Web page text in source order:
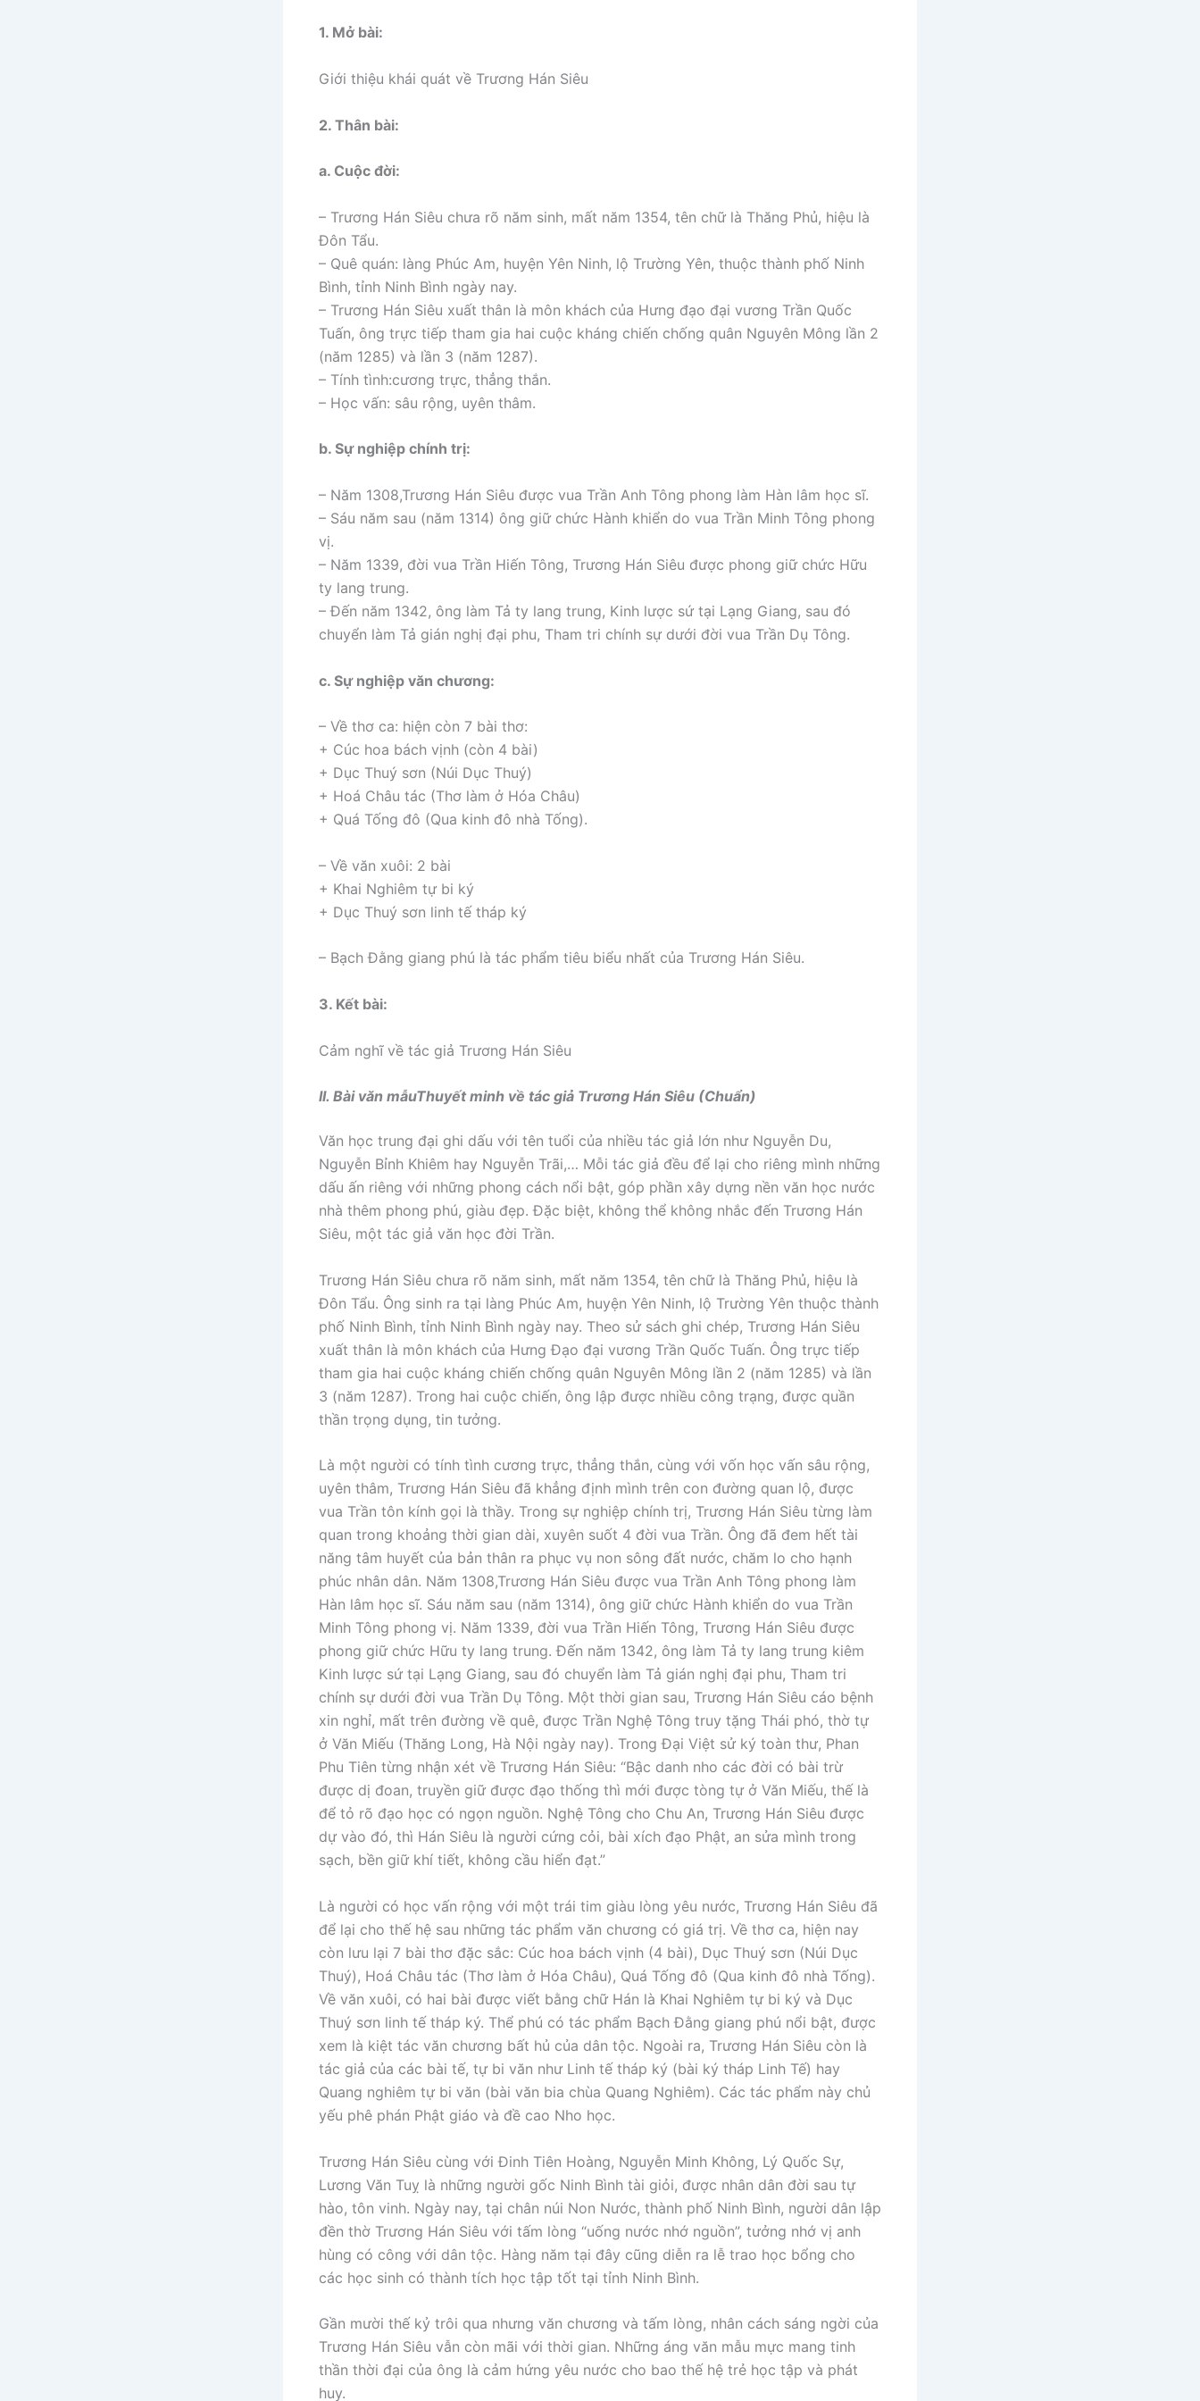
1. Mở bài:
Giới thiệu khái quát về Trương Hán Siêu
2. Thân bài:
a. Cuộc đời:
– Trương Hán Siêu chưa rõ năm sinh, mất năm 1354, tên chữ là Thăng Phủ, hiệu là
Đôn Tẩu.
– Quê quán: làng Phúc Am, huyện Yên Ninh, lộ Trường Yên, thuộc thành phố Ninh
Bình, tỉnh Ninh Bình ngày nay.
– Trương Hán Siêu xuất thân là môn khách của Hưng đạo đại vương Trần Quốc
Tuấn, ông trực tiếp tham gia hai cuộc kháng chiến chống quân Nguyên Mông lần 2
(năm 1285) và lần 3 (năm 1287).
– Tính tình:cương trực, thẳng thắn.
– Học vấn: sâu rộng, uyên thâm.
b. Sự nghiệp chính trị:
– Năm 1308,Trương Hán Siêu được vua Trần Anh Tông phong làm Hàn lâm học sĩ.
– Sáu năm sau (năm 1314) ông giữ chức Hành khiển do vua Trần Minh Tông phong
vị.
– Năm 1339, đời vua Trần Hiến Tông, Trương Hán Siêu được phong giữ chức Hữu
ty lang trung.
– Đến năm 1342, ông làm Tả ty lang trung, Kinh lược sứ tại Lạng Giang, sau đó
chuyển làm Tả gián nghị đại phu, Tham tri chính sự dưới đời vua Trần Dụ Tông.
c. Sự nghiệp văn chương:
– Về thơ ca: hiện còn 7 bài thơ:
+ Cúc hoa bách vịnh (còn 4 bài)
+ Dục Thuý sơn (Núi Dục Thuý)
+ Hoá Châu tác (Thơ làm ở Hóa Châu)
+ Quá Tống đô (Qua kinh đô nhà Tống).
– Về văn xuôi: 2 bài
+ Khai Nghiêm tự bi ký
+ Dục Thuý sơn linh tế tháp ký
– Bạch Đằng giang phú là tác phẩm tiêu biểu nhất của Trương Hán Siêu.
3. Kết bài:
Cảm nghĩ về tác giả Trương Hán Siêu
II. Bài văn mẫuThuyết minh về tác giả Trương Hán Siêu (Chuẩn)
Văn học trung đại ghi dấu với tên tuổi của nhiều tác giả lớn như Nguyễn Du,
Nguyễn Bỉnh Khiêm hay Nguyễn Trãi,… Mỗi tác giả đều để lại cho riêng mình những
dấu ấn riêng với những phong cách nổi bật, góp phần xây dựng nền văn học nước
nhà thêm phong phú, giàu đẹp. Đặc biệt, không thể không nhắc đến Trương Hán
Siêu, một tác giả văn học đời Trần.
Trương Hán Siêu chưa rõ năm sinh, mất năm 1354, tên chữ là Thăng Phủ, hiệu là
Đôn Tẩu. Ông sinh ra tại làng Phúc Am, huyện Yên Ninh, lộ Trường Yên thuộc thành
phố Ninh Bình, tỉnh Ninh Bình ngày nay. Theo sử sách ghi chép, Trương Hán Siêu
xuất thân là môn khách của Hưng Đạo đại vương Trần Quốc Tuấn. Ông trực tiếp
tham gia hai cuộc kháng chiến chống quân Nguyên Mông lần 2 (năm 1285) và lần
3 (năm 1287). Trong hai cuộc chiến, ông lập được nhiều công trạng, được quần
thần trọng dụng, tin tưởng.
Là một người có tính tình cương trực, thẳng thắn, cùng với vốn học vấn sâu rộng,
uyên thâm, Trương Hán Siêu đã khẳng định mình trên con đường quan lộ, được
vua Trần tôn kính gọi là thầy. Trong sự nghiệp chính trị, Trương Hán Siêu từng làm
quan trong khoảng thời gian dài, xuyên suốt 4 đời vua Trần. Ông đã đem hết tài
năng tâm huyết của bản thân ra phục vụ non sông đất nước, chăm lo cho hạnh
phúc nhân dân. Năm 1308,Trương Hán Siêu được vua Trần Anh Tông phong làm
Hàn lâm học sĩ. Sáu năm sau (năm 1314), ông giữ chức Hành khiển do vua Trần
Minh Tông phong vị. Năm 1339, đời vua Trần Hiến Tông, Trương Hán Siêu được
phong giữ chức Hữu ty lang trung. Đến năm 1342, ông làm Tả ty lang trung kiêm
Kinh lược sứ tại Lạng Giang, sau đó chuyển làm Tả gián nghị đại phu, Tham tri
chính sự dưới đời vua Trần Dụ Tông. Một thời gian sau, Trương Hán Siêu cáo bệnh
xin nghỉ, mất trên đường về quê, được Trần Nghệ Tông truy tặng Thái phó, thờ tự
ở Văn Miếu (Thăng Long, Hà Nội ngày nay). Trong Đại Việt sử ký toàn thư, Phan
Phu Tiên từng nhận xét về Trương Hán Siêu: “Bậc danh nho các đời có bài trừ
được dị đoan, truyền giữ được đạo thống thì mới được tòng tự ở Văn Miếu, thế là
để tỏ rõ đạo học có ngọn nguồn. Nghệ Tông cho Chu An, Trương Hán Siêu được
dự vào đó, thì Hán Siêu là người cứng cỏi, bài xích đạo Phật, an sửa mình trong
sạch, bền giữ khí tiết, không cầu hiển đạt.”
Là người có học vấn rộng với một trái tim giàu lòng yêu nước, Trương Hán Siêu đã
để lại cho thế hệ sau những tác phẩm văn chương có giá trị. Về thơ ca, hiện nay
còn lưu lại 7 bài thơ đặc sắc: Cúc hoa bách vịnh (4 bài), Dục Thuý sơn (Núi Dục
Thuý), Hoá Châu tác (Thơ làm ở Hóa Châu), Quá Tống đô (Qua kinh đô nhà Tống).
Về văn xuôi, có hai bài được viết bằng chữ Hán là Khai Nghiêm tự bi ký và Dục
Thuý sơn linh tế tháp ký. Thể phú có tác phẩm Bạch Đằng giang phú nổi bật, được
xem là kiệt tác văn chương bất hủ của dân tộc. Ngoài ra, Trương Hán Siêu còn là
tác giả của các bài tế, tự bi văn như Linh tế tháp ký (bài ký tháp Linh Tế) hay
Quang nghiêm tự bi văn (bài văn bia chùa Quang Nghiêm). Các tác phẩm này chủ
yếu phê phán Phật giáo và đề cao Nho học.
Trương Hán Siêu cùng với Đinh Tiên Hoàng, Nguyễn Minh Không, Lý Quốc Sự,
Lương Văn Tuỵ là những người gốc Ninh Bình tài giỏi, được nhân dân đời sau tự
hào, tôn vinh. Ngày nay, tại chân núi Non Nước, thành phố Ninh Bình, người dân lập
đền thờ Trương Hán Siêu với tấm lòng “uống nước nhớ nguồn”, tưởng nhớ vị anh
hùng có công với dân tộc. Hàng năm tại đây cũng diễn ra lễ trao học bổng cho
các học sinh có thành tích học tập tốt tại tỉnh Ninh Bình.
Gần mười thế kỷ trôi qua nhưng văn chương và tấm lòng, nhân cách sáng ngời của
Trương Hán Siêu vẫn còn mãi với thời gian. Những áng văn mẫu mực mang tinh
thần thời đại của ông là cảm hứng yêu nước cho bao thế hệ trẻ học tập và phát
huy.